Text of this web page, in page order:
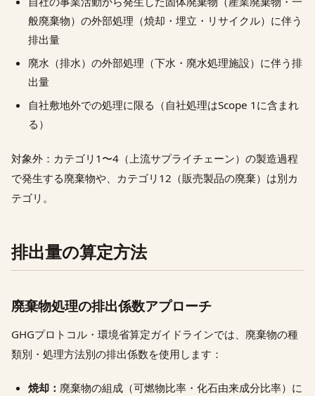
般廃棄物）の外部処理（焼却・埋立・リサイクル）に伴う
排出量
廃水（排水）の外部処理（下水・廃水処理施設）に伴う排
出量
自社敷地外での処理に限る（自社処理はScope 1に含まれ
る）
対象外：カテゴリ1〜4（上流サプライチェーン）の製造過程
で発生する廃棄物や、カテゴリ12（販売製品の廃棄）は別カ
テゴリ。
排出量の算定方法
廃棄物処理の排出係数アプローチ
GHGプロトコル・環境省算定ガイドラインでは、廃棄物の種
類別・処理方法別の排出係数を使用します：
焼却： 廃棄物の組成（可燃物比率・化石由来成分比率）に